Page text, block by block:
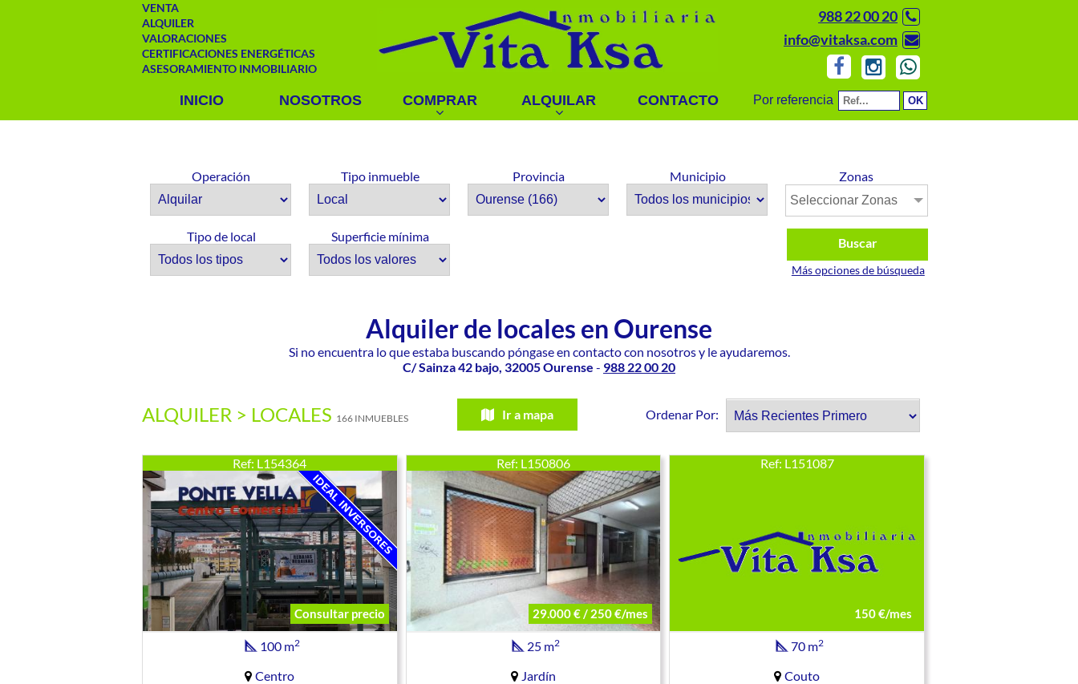
VENTA
ALQUILER
VALORACIONES
CERTIFICACIONES ENERGÉTICAS
ASESORAMIENTO INMOBILIARIO
988 22 00 20
info@vitaksa.com
INICIO NOSOTROS COMPRAR ALQUILAR CONTACTO Por referencia
Operación Tipo inmueble Provincia Municipio Zonas
Seleccionar Zonas
Tipo de local Superficie mínima Buscar
Más opciones de búsqueda
Alquiler de locales en Ourense
Si no encuentra lo que estaba buscando póngase en contacto con nosotros y le ayudaremos.
C/ Sainza 42 bajo, 32005 Ourense - 988 22 00 20
ALQUILER > LOCALES 166 INMUEBLES Ir a mapa Ordenar Por:
Ref: L154364
Consultar precio
100 m2
Centro
Ref: L150806
29.000 € / 250 €/mes
25 m2
Jardín
Ref: L151087
150 €/mes
70 m2
Couto